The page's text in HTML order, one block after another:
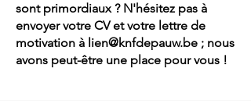
sont primordiaux ? N'hésitez pas à
envoyer votre CV et votre lettre de
motivation à lien@knfdepauw.be ; nous
avons peut-être une place pour vous !